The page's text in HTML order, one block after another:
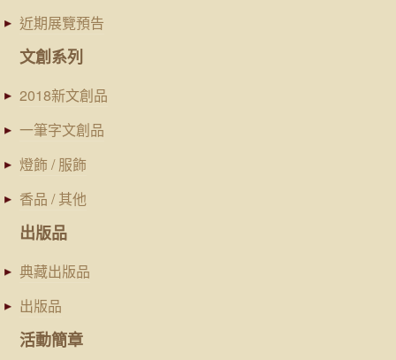
近期展覽預告
文創系列
2018新文創品
一筆字文創品
燈飾 / 服飾
香品 / 其他
出版品
典藏出版品
出版品
活動簡章